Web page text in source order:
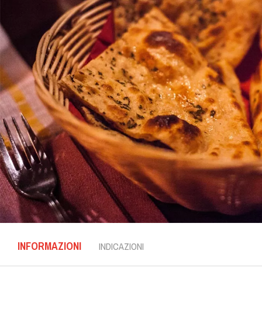
INFORMAZIONI INDICAZIONI